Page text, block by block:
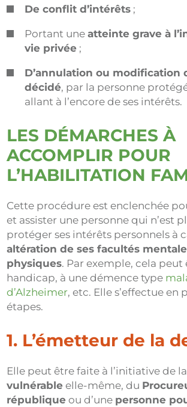
De conflit d’intérêts ;
Portant uneatteinte grave à
vie privée ;
D’annulation ou modification
décidé, par la personne
allant à l’encore de ses intérêts.
LES DÉMARCHES À
ACCOMPLIR POUR
L’HABILITATION
Cette procédure est enclenchée
et assister une personne qui n’est
protéger ses intérêts personnels à
altération de ses facultés
physiques. Par exemple, cela peut
handicap, à une démence type
d’Alzheimer, etc. Elle s’effectue en
étapes.
1. L’émetteur de la
Elle peut être faite à l’initiative de la
vulnérable elle-même, du
république ou d’une personne